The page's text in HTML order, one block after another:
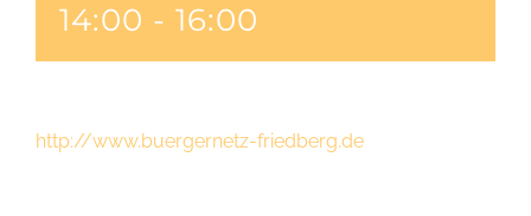
14:00 - 16:00
http://www.buergernetz-friedberg.de